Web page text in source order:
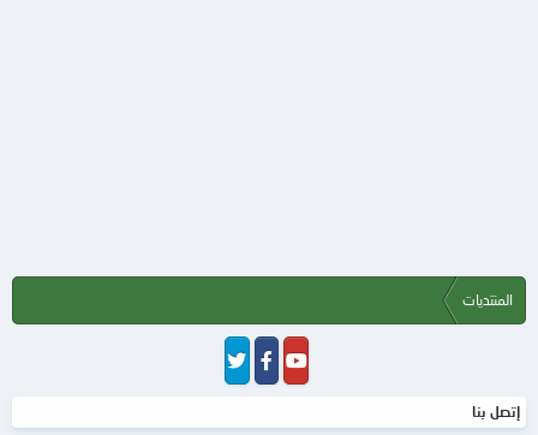
المنتديات
إتصل بنا